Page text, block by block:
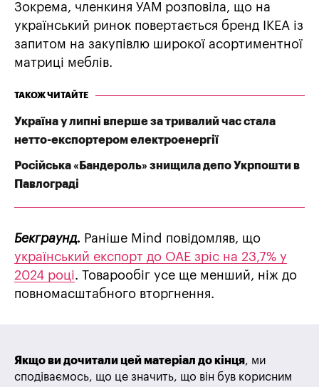
Зокрема, членкиня УАМ розповіла, що на
український ринок повертається бренд IKEA із
запитом на закупівлю широкої асортиментної
матриці меблів.
ТАКОЖ ЧИТАЙТЕ
Україна у липні вперше за тривалий час стала
нетто-експортером електроенергії
Російська «Бандероль» знищила депо Укрпошти в
Павлограді
Бекграунд. Раніше Mind повідомляв, що
український експорт до ОАЕ зріс на 23,7% у
2024 році. Товарообіг усе ще менший, ніж до
повномасштабного вторгнення.
Якщо ви дочитали цей матеріал до кінця, ми
сподіваємось, що це значить, що він був корисним